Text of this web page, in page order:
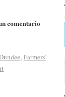
comentario
,Farmers'